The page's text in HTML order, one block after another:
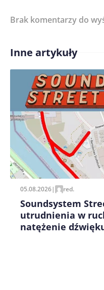
Treść komentarza*
Imię/ Nick*
Zapamiętaj moje
pisania kolejnych
Brak komentarzy do
Inne artykuły
05.08.2026| red.
Soundsystem
utrudnienia w
natężenie